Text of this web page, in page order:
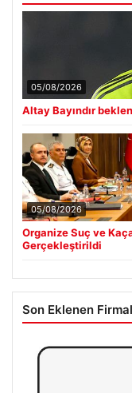
05/08/2026
Altay Bayındır
05/08/2026
Organize Suç ve
Gerçekleştirildi
Son Eklenen